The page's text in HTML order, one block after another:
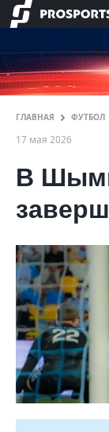
ГЛАВНАЯ ФУТБОЛ
17 мая 2026
В